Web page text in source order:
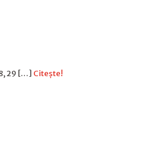
29 […] Citește!